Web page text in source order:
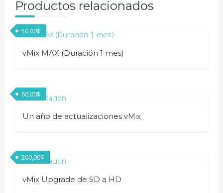
Productos relacionados
vMix MAX (Duración 1 mes)
50,00$
Un año de actualizaciones vMix
60,00$
vMix Upgrade de SD a HD
200,00$